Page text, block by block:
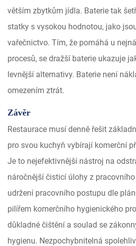
větším zbytkům jídla. Baterie tak
statky s vysokou hodnotou, jako
vařečnictvo. Tím, že pomáhá u
procesů, se dražší baterie ukazuje
levnější alternativy. Baterie není
omezením ztrát.
Závěr
Restaurace musí denně řešit
pro svou kuchyň vybírají komerční
Je to nejefektivnější nástroj na
náročnější čisticí úlohy z
udržení pracovního postupu dle
pilířem komerčního hygienického
důkladné čištění a soulad se
hygienu. Nezpochybnitelná